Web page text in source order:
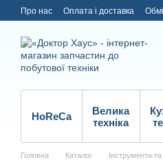
Перейти до основного контенту
Про нас Оплата і доставка
HoReCa
Велика
техніка
Головна Каталог Інструменти